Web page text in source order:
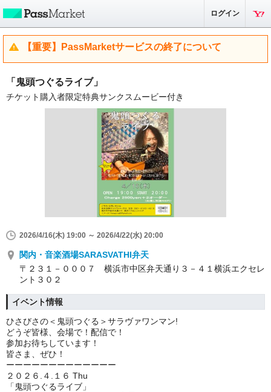
ログイン
【重要】PassMarketサービスの終了について
「鬼頭つぐるライブ」
チケット購入者限定特典サンクスムービー付き
2026/4/16(木) 19:00 ～ 2026/4/22(水) 20:00
関内・音楽酒場SARASVATHI弁天
〒２３１－０００７ 横浜市中区弁天通り３－４１横浜エクセレ
ント３０２
イベント情報
ひさびさの＜鬼頭つぐる＞サラヴァワンマン!
どうぞ皆様、会場で！配信で！
参加お待ちしています！
皆さま、ぜひ！
ーーーーーーーーーーーーー
２０２６.４.１６ Thu
「鬼頭つぐるライブ」